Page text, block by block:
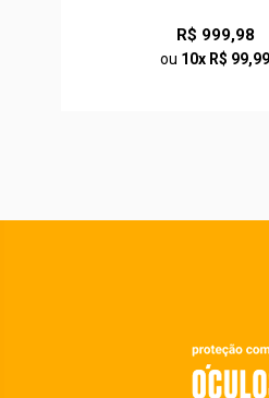
R$ 999,98
ou 10x R$ 99,99